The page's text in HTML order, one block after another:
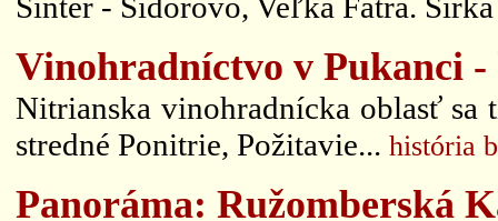
Vinohradníctvo v Pukanci -
Nitrianska vinohradnícka oblasť sa
stredné Ponitrie, Požitavie... história
Panoráma: Ružomberská